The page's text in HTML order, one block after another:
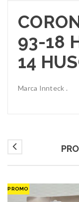
93-18
14
Marca Innteck .
PROMO